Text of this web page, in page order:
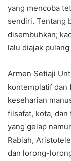
yang mencoba
sendiri. Tentang
disembuhkan;
lalu diajak
Armen Setiaji
kontemplatif dan
keseharian
filsafat, kota, dan
yang gelap
Rabiah,
dan lorong-